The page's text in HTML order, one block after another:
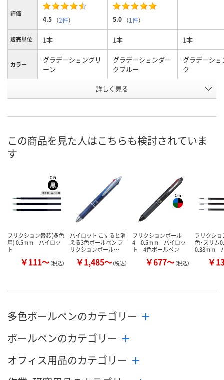
評価
4.5 （2件） 5.0 （1件）
販売単位 1本 1本 1本
カラー
グラデーショングリ
ーン
グラデーションダー
クブルー
グラデーシ
ク
P292812 P292814
8月9日（日）
詳しく見る
この商品を見た人はこちらも検討されていま
す
フリクション替芯(多色
用) 0.5mm パイロッ
ト
￥111～（税込）
パイロット こすると消
える3色ボールペン フ
リクションボール…
￥1,485～（税込）
フリクションボール
4 0.5mm パイロッ
ト 4色ボールペン
￥677～（税込）
フリクシ
色・スリム
0.38mm
￥
多色ボールペンのカテゴリー
ボールペンのカテゴリー
オフィス用品のカテゴリー